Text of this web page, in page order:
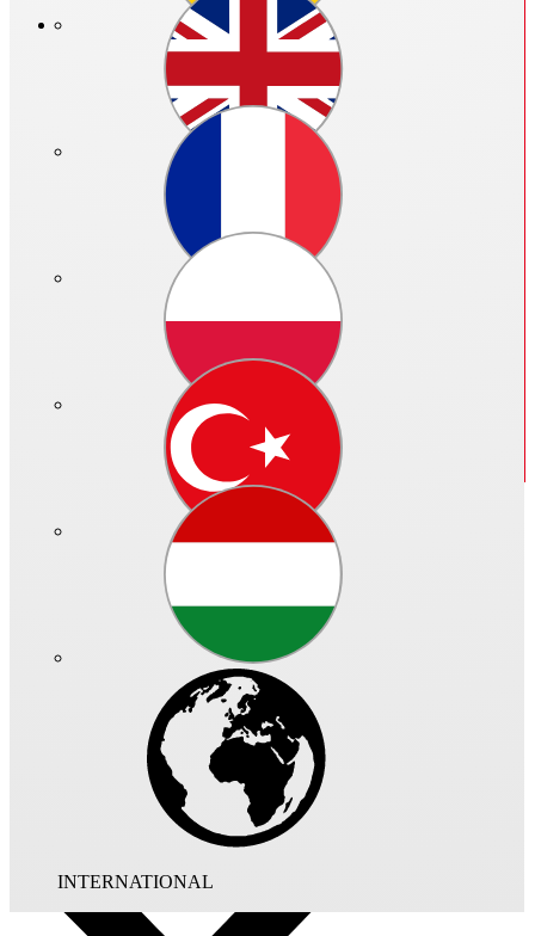
INTERNATIONAL
Bitte anmelden
Art.-Nr.: 08580 - 002
Zum Einbau in Rohrverlauf von Lüftungsanlagen. Anschlüsse mit
Doppellippen-Dichtung, zu Norm- Rohrdurchmessern passend.
Gehäuse aus verzinktem Stahlblech. Abnehmbarer Deckel zur
Filterentnahme mit Verschlussbügel.Filtermatte aus Kunstfaser,
Klasse ISO Coarse 70%/G4. Temperaturbeständig bis +100 °C.
Brandverhalten nach DIN 53438 F1, selbstverlöschend.
Regenerierfähigkeit: 10 – 15fach. Staubeinspeicherung: 122 g/m².